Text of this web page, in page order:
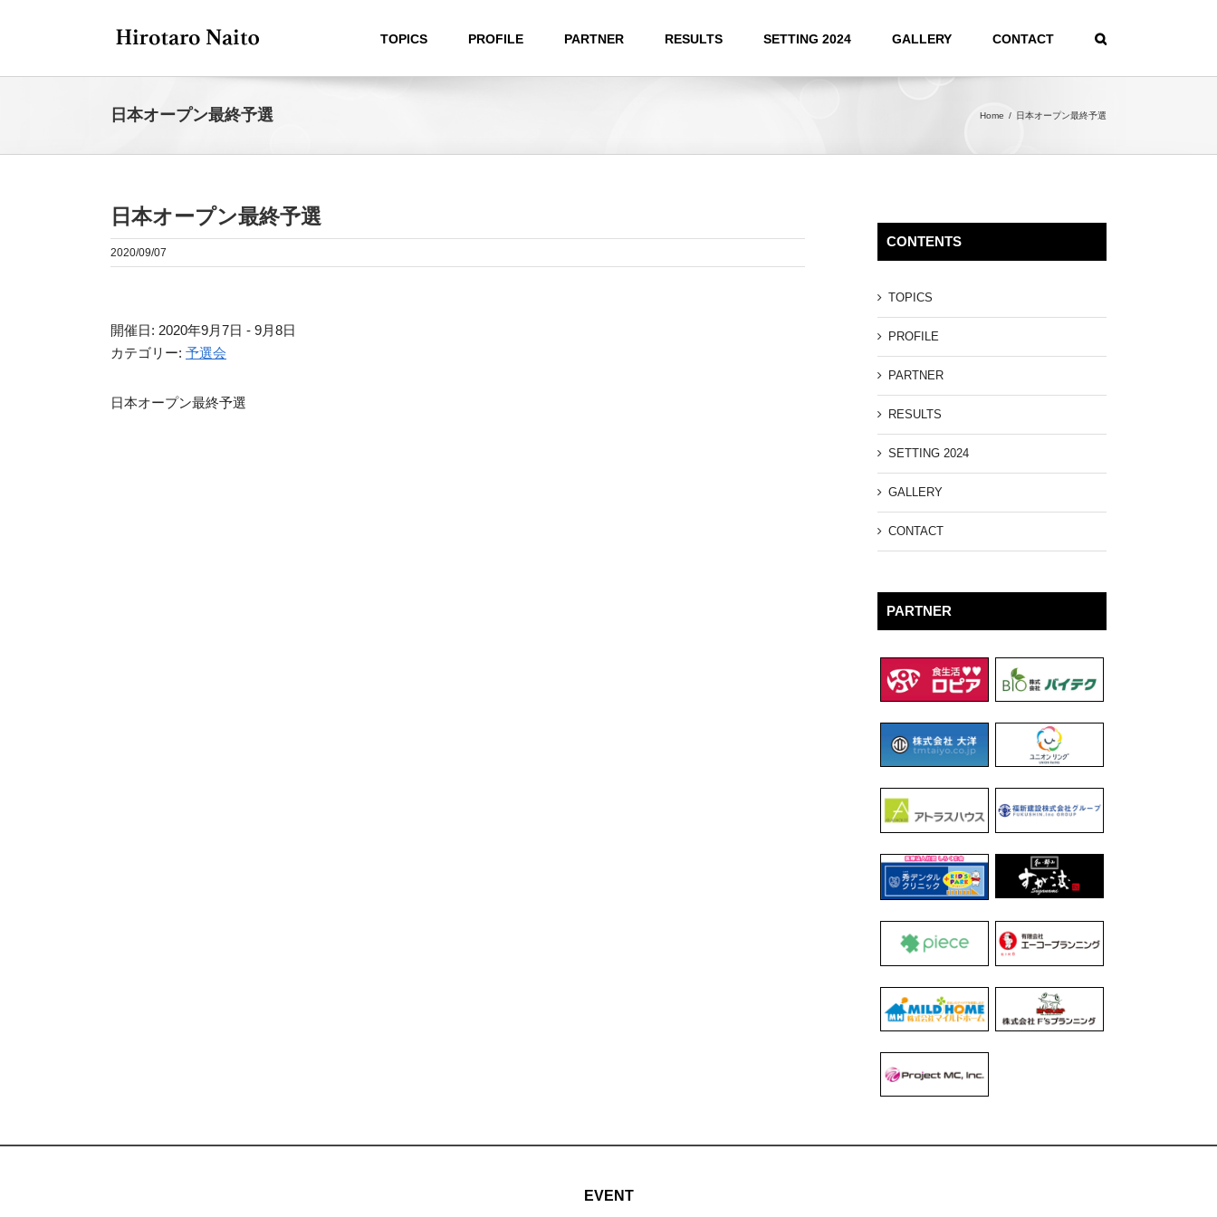
TOPICS PROFILE PARTNER RESULTS SETTING 2024 GALLERY CONTACT
日本オープン最終予選 Home / 日本オープン最終予選
日本オープン最終予選
2020/09/07
開催日: 2020年9月7日 - 9月8日
カテゴリー: 予選会
日本オープン最終予選
CONTENTS
TOPICS
PROFILE
PARTNER
RESULTS
SETTING 2024
GALLERY
CONTACT
PARTNER
EVENT